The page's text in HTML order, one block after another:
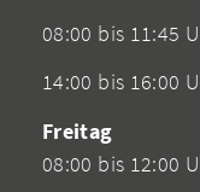
08:00 bis 11:45
14:00 bis 16:00
Freitag
08:00 bis 12:00